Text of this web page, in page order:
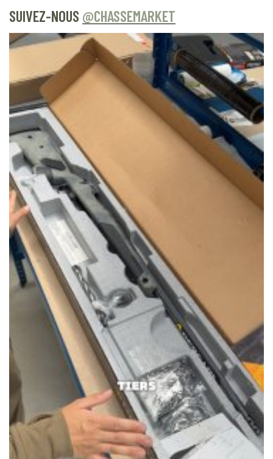
SUIVEZ-NOUS @CHASSEMARKET